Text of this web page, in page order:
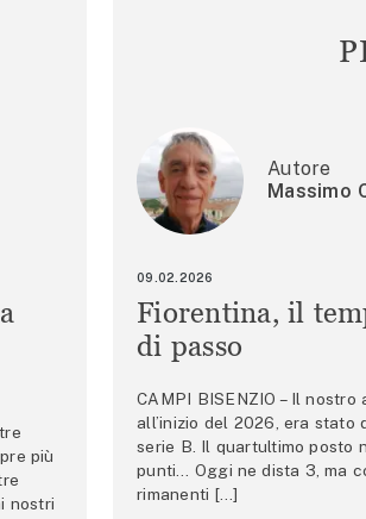
più
nostri
Autore
Massimo
09.02.2026
Fiorentina, il
di passo
CAMPI BISENZIO – Il
all’inizio del 2026, era stato
serie B. Il quartultimo posto
punti… Oggi ne dista 3, ma
rimanenti […]